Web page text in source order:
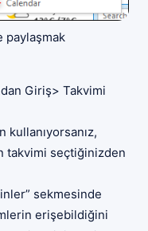
paylaşmak
Giriş> Takvimi
takvimi seçtiğinizden
sekmesinde
erişebildiğini